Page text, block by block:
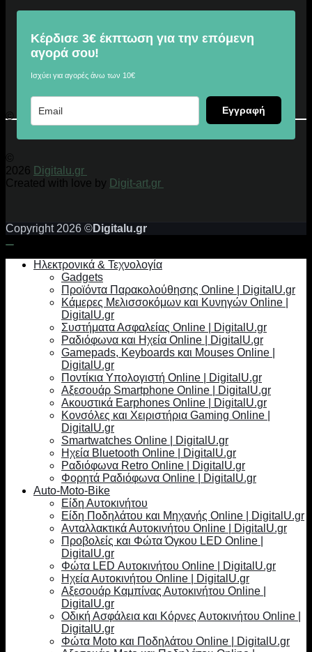
Κέρδισε 3€ έκπτωση για την επόμενη
αγορά σου!
Ισχύει για αγορές άνω των 10€
Εγγραφή
© 2026 Digitalu.gr
©
2026 Digitalu.gr
Created with love by Digit-art.gr
Copyright 2026 ©Digitalu.gr
Ηλεκτρονικά & Τεχνολογία
Gadgets
Προϊόντα Παρακολούθησης Online | DigitalU.gr
Κάμερες Μελισσοκόμων και Κυνηγών Online |
DigitalU.gr
Συστήματα Ασφαλείας Online | DigitalU.gr
Ραδιόφωνα και Ηχεία Online | DigitalU.gr
Gamepads, Keyboards και Mouses Online |
DigitalU.gr
Ποντίκια Υπολογιστή Online | DigitalU.gr
Αξεσουάρ Smartphone Online | DigitalU.gr
Ακουστικά Earphones Online | DigitalU.gr
Κονσόλες και Χειριστήρια Gaming Online |
DigitalU.gr
Smartwatches Online | DigitalU.gr
Ηχεία Bluetooth Online | DigitalU.gr
Ραδιόφωνα Retro Online | DigitalU.gr
Φορητά Ραδιόφωνα Online | DigitalU.gr
Auto-Moto-Bike
Είδη Αυτοκινήτου
Είδη Ποδηλάτου και Μηχανής Online | DigitalU.gr
Ανταλλακτικά Αυτοκινήτου Online | DigitalU.gr
Προβολείς και Φώτα Όγκου LED Online |
DigitalU.gr
Φώτα LED Αυτοκινήτου Online | DigitalU.gr
Ηχεία Αυτοκινήτου Online | DigitalU.gr
Αξεσουάρ Καμπίνας Αυτοκινήτου Online |
DigitalU.gr
Οδική Ασφάλεια και Κόρνες Αυτοκινήτου Online |
DigitalU.gr
Φώτα Moto και Ποδηλάτου Online | DigitalU.gr